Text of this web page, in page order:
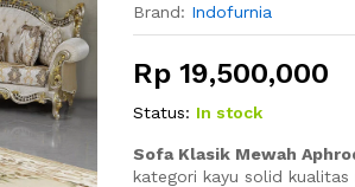
Brand: Indofurnia
Rp19,500,000
Status: In stock
Sofa Klasik Mewah
kategori kayu solid kualitas